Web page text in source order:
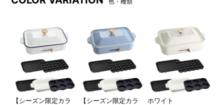
【シーズン限定カラ
【シーズン限定カラ
ホワイト